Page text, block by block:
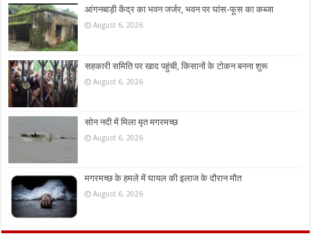
आंगनबाड़ी केंद्र का भवन जर्जर, भवन पर घांस-फूस का कब्जा
August 6, 2026
सहकारी समिति पर खाद पहुंची, किसानों के टोकन बनना शुरू
August 6, 2026
सोन नदी में मिला मृत मगरमच्छ
August 6, 2026
मगरमच्छ के हमले में घायल की इलाज के दौरान मौत
August 6, 2026